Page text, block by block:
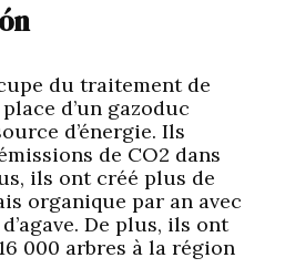
du traitement de
d’un gazoduc
d’énergie. Ils
de CO2 dans
ils ont créé plus de
organique par an avec
De plus, ils ont
000 arbres à la région